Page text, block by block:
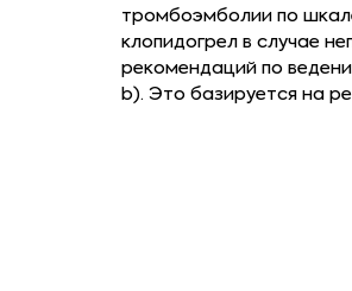
тромбоэмболии по
клопидогрел в случае
рекомендаций по
b). Это базируется на